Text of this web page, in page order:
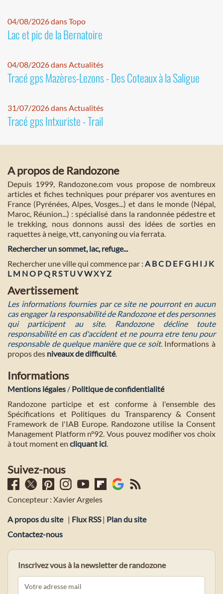
04/08/2026 dans Topo
Lac et pic de la Bernatoire
04/08/2026 dans Actualités
Tracé gps Mazères-Lezons - Des Coteaux à la Saligue
31/07/2026 dans Actualités
Tracé gps Intxuriste - Trail
A propos de Randozone
Depuis 1999, Randozone.com vous propose de nombreux
articles et fiches techniques pour préparer vos aventures en
France (Pyrénées, Alpes, Vosges...) et dans le monde (Népal,
Maroc, Réunion...) : spécialisé dans la randonnée pédestre et
le trekking, nous donnons aussi des idées de sorties en
raquettes à neige, vtt, canyoning ou via ferrata.
Rechercher un sommet, lac, refuge...
Rechercher une ville qui commence par : A BC D E FG H I J K
L M NO PQ RST U VWXYZ
Avertissement
Les informations fournies par ce site ne pourront en aucun
cas engager la responsabilité de Randozone et des personnes
qui participent au site. Randozone décline toute
responsabilité en cas d'accident et ne pourra etre tenu pour
responsable de quelque manière que ce soit. Informations à
propos des niveaux de difficulté.
Informations
Mentions légales / Politique de confidentialité
Randozone participe et est conforme à l'ensemble des
Spécifications et Politiques du Transparency & Consent
Framework de l'IAB Europe. Randozone utilise la Consent
Management Platform n°92. Vous pouvez modifier vos choix
à tout moment en cliquant ici.
Suivez-nous
Concepteur : Xavier Argeles
A propos du site | Flux RSS| Plan du site
Contactez-nous
Inscrivez vous à la newsletter de randozone